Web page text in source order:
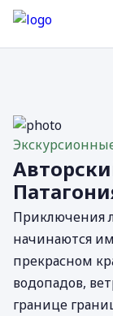
Приключения
начинаются
прекрасном
водопадов,
границе